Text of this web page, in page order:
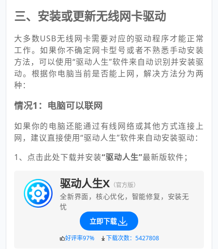
三、安装或更新无线网卡驱动
大多数USB无线网卡需要对应的驱动程序才能正常
工作。如果你不确定网卡型号或者不熟悉手动安装
方法，可以使用“驱动人生”软件来自动识别并安装驱
动。根据你电脑当前是否能上网，解决方法分为两
种：
情况1：电脑可以联网
如果你的电脑还能通过有线网络或其他方式连接上
网，建议直接使用“驱动人生”软件来自动安装驱动：
1、点击此处下载并安装“驱动人生”最新版软件；
驱动人生X （官方版）
全新界面，核心优化，智能修复，安装无
忧
立即下载
好评率97% 下载次数：5427808